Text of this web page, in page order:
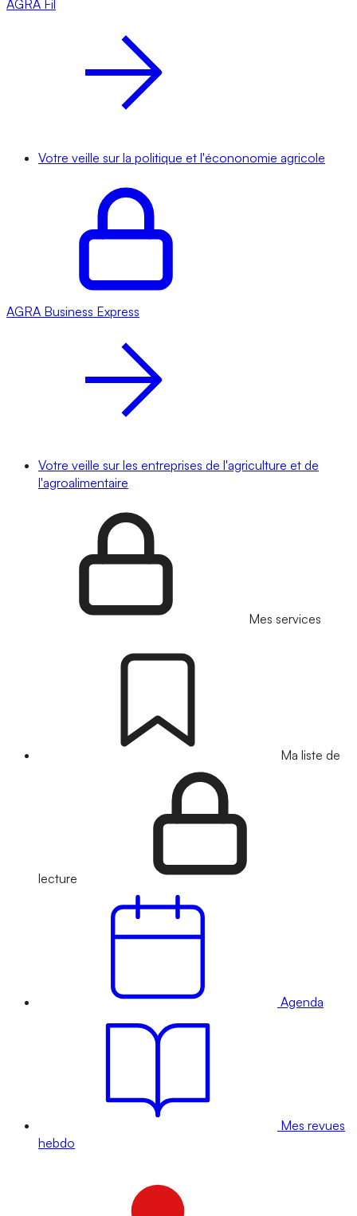
AGRA Fil
Votre veille sur la politique et l'écononomie agricole
AGRA Business Express
Votre veille sur les entreprises de l'agriculture et de
l'agroalimentaire
Mes services
Ma liste de
lecture
Agenda
Mes revues
hebdo